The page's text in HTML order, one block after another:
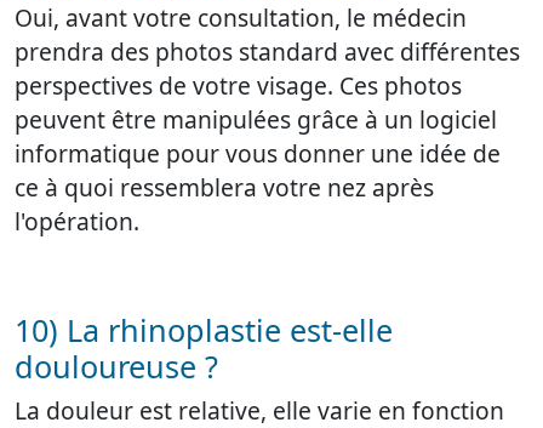
Oui, avant votre consultation, le médecin
prendra des photos standard avec différentes
perspectives de votre visage. Ces photos
peuvent être manipulées grâce à un logiciel
informatique pour vous donner une idée de
ce à quoi ressemblera votre nez après
l'opération.
10) La rhinoplastie est-elle
douloureuse ?
La douleur est relative, elle varie en fonction